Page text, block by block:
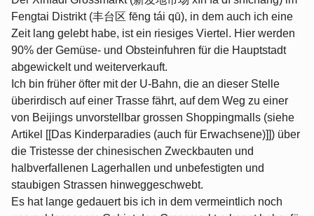
Fengtai Distrikt (丰台区 fēng tái qū), in dem auch ich eine
Zeit lang gelebt habe, ist ein riesiges Viertel. Hier werden
90% der Gemüse- und Obsteinfuhren für die Hauptstadt
abgewickelt und weiterverkauft.
Ich bin früher öfter mit der U-Bahn, die an dieser Stelle
überirdisch auf einer Trasse fährt, auf dem Weg zu einer
von Beijings unvorstellbar grossen Shoppingmalls (siehe
Artikel [[Das Kinderparadies (auch für Erwachsene)]]) über
die Tristesse der chinesischen Zweckbauten und
halbverfallenen Lagerhallen und unbefestigten und
staubigen Strassen hinweggeschwebt.
Es hat lange gedauert bis ich in dem vermeintlich noch